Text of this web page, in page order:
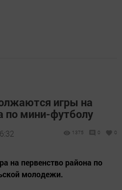
игры на
по мини-футболу
1375 0 0
на первенство района по
молодежи.